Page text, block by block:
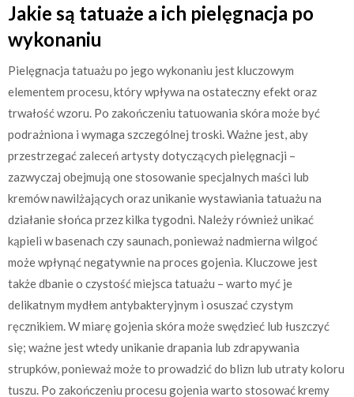
Jakie są tatuaże a ich pielęgnacja po
wykonaniu
Pielęgnacja tatuażu po jego wykonaniu jest kluczowym
elementem procesu, który wpływa na ostateczny efekt oraz
trwałość wzoru. Po zakończeniu tatuowania skóra może być
podrażniona i wymaga szczególnej troski. Ważne jest, aby
przestrzegać zaleceń artysty dotyczących pielęgnacji –
zazwyczaj obejmują one stosowanie specjalnych maści lub
kremów nawilżających oraz unikanie wystawiania tatuażu na
działanie słońca przez kilka tygodni. Należy również unikać
kąpieli w basenach czy saunach, ponieważ nadmierna wilgoć
może wpłynąć negatywnie na proces gojenia. Kluczowe jest
także dbanie o czystość miejsca tatuażu – warto myć je
delikatnym mydłem antybakteryjnym i osuszać czystym
ręcznikiem. W miarę gojenia skóra może swędzieć lub łuszczyć
się; ważne jest wtedy unikanie drapania lub zdrapywania
strupków, ponieważ może to prowadzić do blizn lub utraty koloru
tuszu. Po zakończeniu procesu gojenia warto stosować kremy